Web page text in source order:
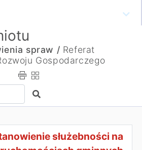
spraw / Referat
Gospodarczego
Szukaj
służebności na